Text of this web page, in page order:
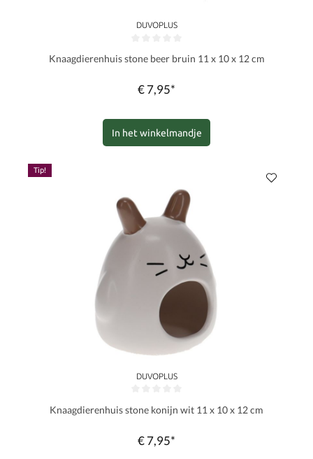
DUVOPLUS
Knaagdierenhuis stone beer bruin 11 x 10 x 12 cm
€ 7,95*
In het winkelmandje
Tip!
DUVOPLUS
Knaagdierenhuis stone konijn wit 11 x 10 x 12 cm
€ 7,95*